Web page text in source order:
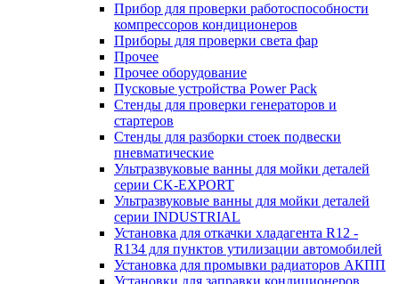
Прибор для проверки работоспособности
компрессоров кондиционеров
Приборы для проверки света фар
Прочее
Прочее оборудование
Пусковые устройства Power Pack
Стенды для проверки генераторов и
стартеров
Стенды для разборки стоек подвески
пневматические
Ультразвуковые ванны для мойки деталей
серии CK-EXPORT
Ультразвуковые ванны для мойки деталей
серии INDUSTRIAL
Установка для откачки хладагента R12 -
R134 для пунктов утилизации автомобилей
Установка для промывки радиаторов АКПП
Установки для заправки кондиционеров